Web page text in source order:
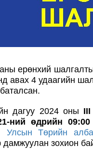
ерөнхий
авах 4 удаагийн
дагуу 2024 оны
ний өдрийн
Улсын Төрийн
дамжуулан зохион